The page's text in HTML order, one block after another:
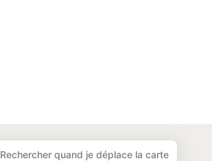
Rechercher quand je déplace la carte